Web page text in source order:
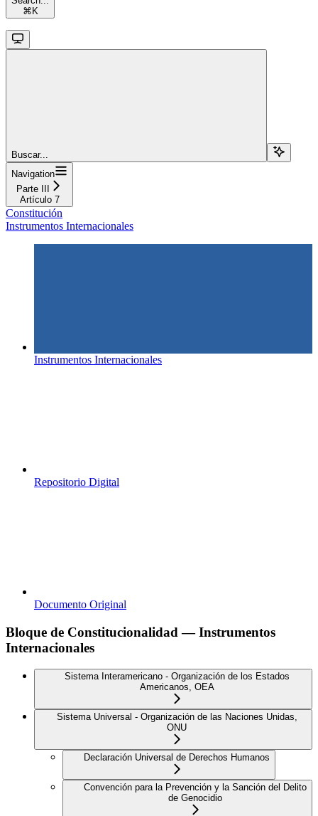
⌘ K
Buscar...
Navigation
Parte III
Artículo 7
Constitución
Instrumentos Internacionales
Instrumentos Internacionales
Repositorio Digital
Documento Original
Bloque de Constitucionalidad — Instrumentos
Internacionales
Sistema Interamericano - Organización de los Estados
Americanos, OEA
Sistema Universal - Organización de las Naciones Unidas,
ONU
Declaración Universal de Derechos Humanos
Convención para la Prevención y la Sanción del Delito
de Genocidio